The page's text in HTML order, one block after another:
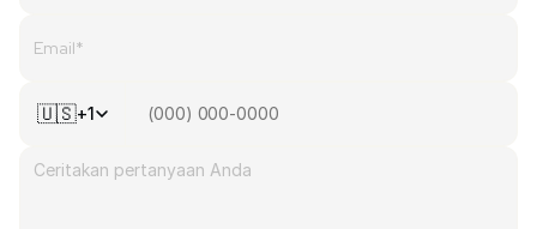
🇺🇸+1